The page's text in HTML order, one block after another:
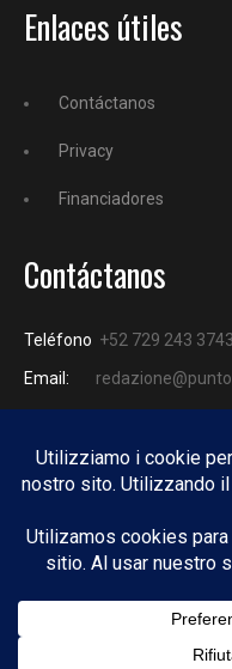
Enlaces útiles
Contáctanos
Privacy
Financiadores
Contáctanos
Teléfono +52 729 243 3743
Email: